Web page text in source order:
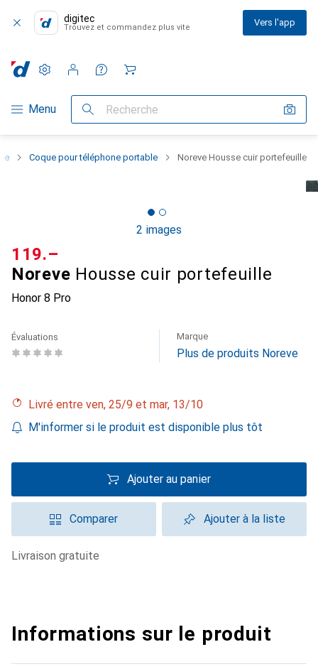
digitec
Trouvez et commandez plus vite Vers l'app
Navigation par catégorie
Menu Recherche
Paramètres
Compte client
Listes de comparaison
Listes d'envies
Panier
Coque pour téléphone portable Noreve Housse cuir portefeuille
2 images
Noreve Housse cuir portefeuille
Honor 8 Pro
CHF
119.–
Évaluations Marque
Plus de produits Noreve
Livré entre ven, 25/9 et mar, 13/10
M'informer si le produit est disponible plus tôt
Ajouter au panier
Comparer Ajouter à la liste
livraison gratuite
Informations sur le produit